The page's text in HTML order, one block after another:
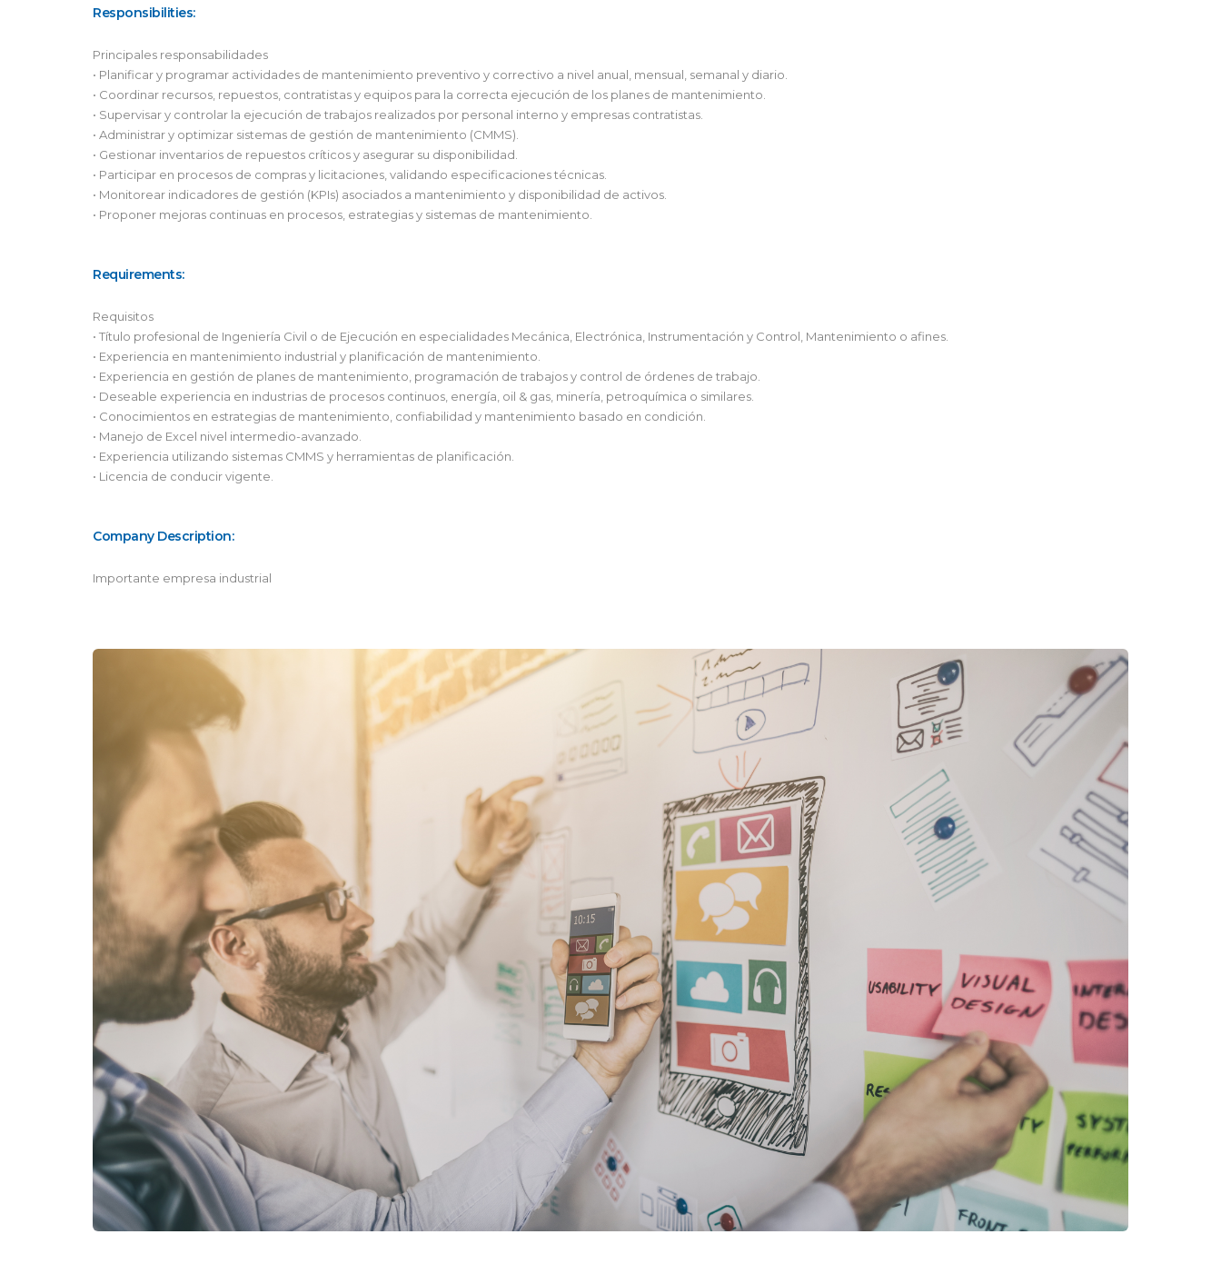
Responsibilities:
Principales responsabilidades
• Planificar y programar actividades de mantenimiento preventivo y correctivo a nivel anual, mensual, semanal y diario.
• Coordinar recursos, repuestos, contratistas y equipos para la correcta ejecución de los planes de mantenimiento.
• Supervisar y controlar la ejecución de trabajos realizados por personal interno y empresas contratistas.
• Administrar y optimizar sistemas de gestión de mantenimiento (CMMS).
• Gestionar inventarios de repuestos críticos y asegurar su disponibilidad.
• Participar en procesos de compras y licitaciones, validando especificaciones técnicas.
• Monitorear indicadores de gestión (KPIs) asociados a mantenimiento y disponibilidad de activos.
• Proponer mejoras continuas en procesos, estrategias y sistemas de mantenimiento.
Requirements:
Requisitos
• Título profesional de Ingeniería Civil o de Ejecución en especialidades Mecánica, Electrónica, Instrumentación y Control, Mantenimiento o afines.
• Experiencia en mantenimiento industrial y planificación de mantenimiento.
• Experiencia en gestión de planes de mantenimiento, programación de trabajos y control de órdenes de trabajo.
• Deseable experiencia en industrias de procesos continuos, energía, oil & gas, minería, petroquímica o similares.
• Conocimientos en estrategias de mantenimiento, confiabilidad y mantenimiento basado en condición.
• Manejo de Excel nivel intermedio-avanzado.
• Experiencia utilizando sistemas CMMS y herramientas de planificación.
• Licencia de conducir vigente.
Company Description:
Importante empresa industrial